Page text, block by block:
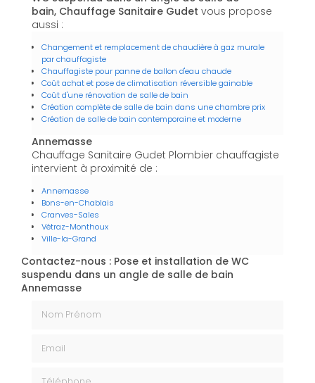
bain, Chauffage Sanitaire Gudet vous propose
aussi :
Changement et remplacement de chaudière à gaz murale
par chauffagiste
Chauffagiste pour panne de ballon d'eau chaude
Coût achat et pose de climatisation réversible gainable
Coût d'une rénovation de salle de bain
Création complète de salle de bain dans une chambre prix
Création de salle de bain contemporaine et moderne
Annemasse
Chauffage Sanitaire Gudet Plombier chauffagiste
intervient à proximité de :
Annemasse
Bons-en-Chablais
Cranves-Sales
Vétraz-Monthoux
Ville-la-Grand
Contactez-nous : Pose et installation de WC
suspendu dans un angle de salle de bain
Annemasse